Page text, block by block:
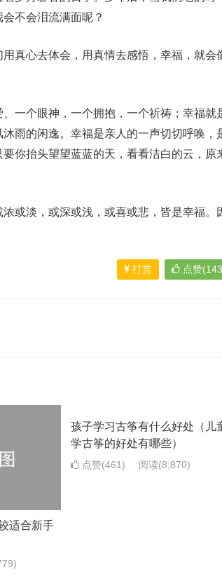
不会泪流满面呢？
真心去体会，用真情去感悟，幸福，就会
一个眼神，一个拥抱，一个祈祷；幸福就
雨的闲逸。幸福是亲人的一声切切呼唤，
你抬头望望蓝蓝的天，看看洁白的云，原
或淡，或深或浅，或喜或悲，皆是幸福。
打赏 点赞
适合新手
孩子学习古筝有什么好处（儿
学古筝的好处有哪些）
点赞(461) 阅读(8,870)